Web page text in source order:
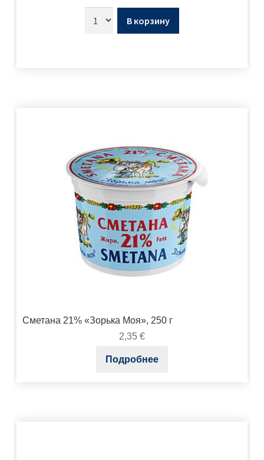
В корзину
Сметана 21% «Зорька Моя», 250 г
2,35 €
Подробнее